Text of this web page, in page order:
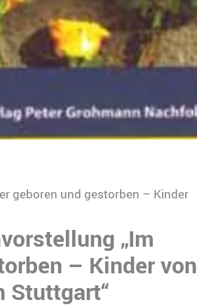
geboren und gestorben – Kinder
„Im
– Kinder von
Stuttgart“